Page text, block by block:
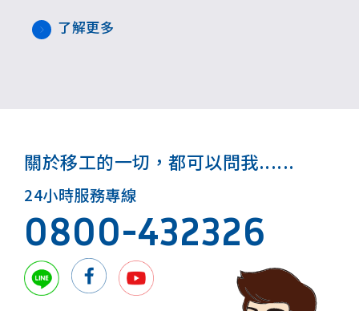
銀行8日舉辦「科技業人才短缺現況與解決之道」公聽
會，邀請產、官、學界及多家科技業代表參與，表達實
了解更多
關於移工的一切，都可以問我......
24小時服務專線
0800-432326